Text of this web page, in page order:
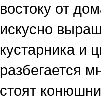
востоку от
искусно
кустарника и
разбегается
стоят